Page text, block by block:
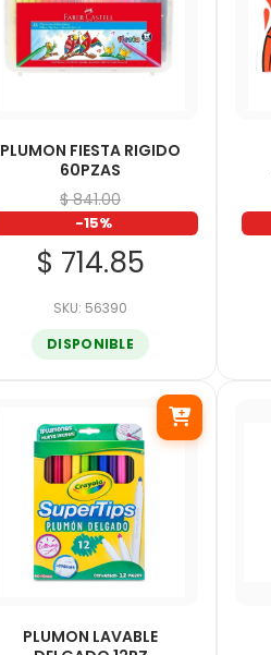
PLUMON FIESTA RIGIDO
60PZAS
$ 841.00
-15%
$ 714.85
SKU: 56390
DISPONIBLE
PLUMON LAVABLE